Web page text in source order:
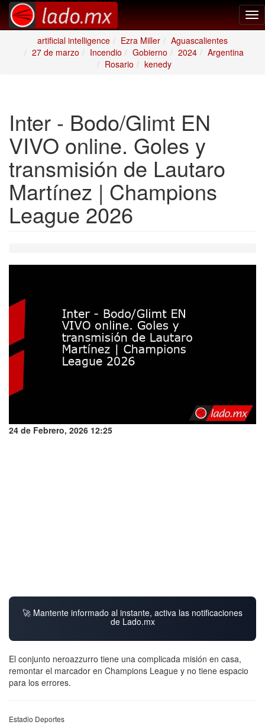
artificial intelligence
Ezra Miller
Aguascalientes
27 de marzo
Incendio Gobierno 2024
Argentina
Rosario
kenedy
Inter - Bodo/Glimt EN
VIVO online. Goles y
transmisión de Lautaro
Martínez | Champions
League 2026
24 de Febrero, 2026 12:25
🚀 Mantente informado al instante, activa las notificaciones
de Lado.mx
El conjunto neroazzurro tiene una complicada misión en casa,
remontar el marcador en Champions League y no tiene espacio
para los errores.
Estadio Deportes